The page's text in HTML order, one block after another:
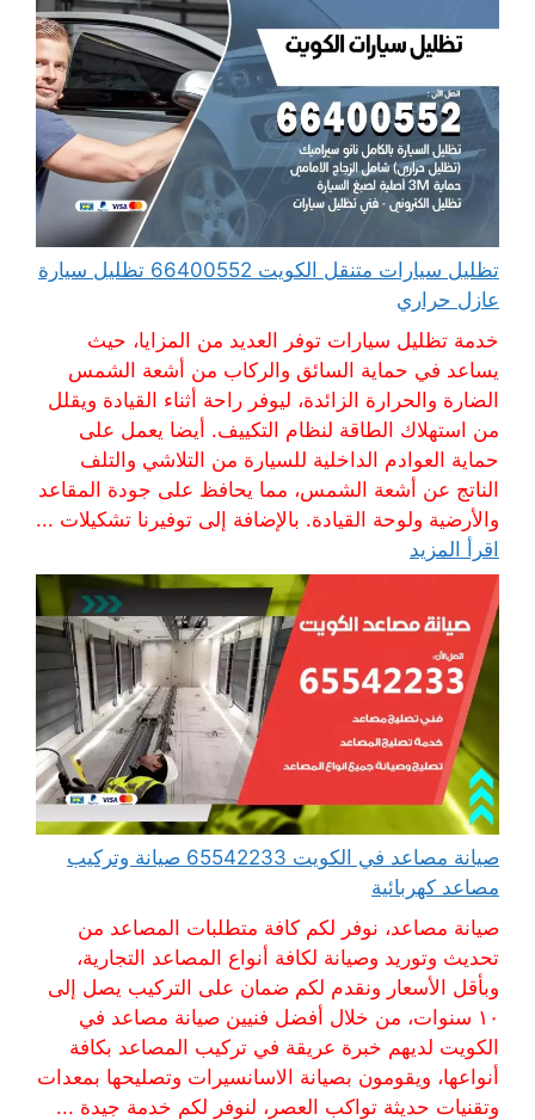
تظليل سيارات متنقل الكويت 66400552 تظليل سيارة
عازل حراري
خدمة تظليل سيارات توفر العديد من المزايا، حيث
يساعد في حماية السائق والركاب من أشعة الشمس
الضارة والحرارة الزائدة، ليوفر راحة أثناء القيادة ويقلل
من استهلاك الطاقة لنظام التكييف. أيضا يعمل على
حماية العوادم الداخلية للسيارة من التلاشي والتلف
الناتج عن أشعة الشمس، مما يحافظ على جودة المقاعد
والأرضية ولوحة القيادة. بالإضافة إلى توفيرنا تشكيلات ...
اقرأ المزيد
صيانة مصاعد في الكويت 65542233 صيانة وتركيب
مصاعد كهربائية
صيانة مصاعد، نوفر لكم كافة متطلبات المصاعد من
تحديث وتوريد وصيانة لكافة أنواع المصاعد التجارية،
وبأقل الأسعار ونقدم لكم ضمان على التركيب يصل إلى
١٠ سنوات، من خلال أفضل فنيين صيانة مصاعد في
الكويت لديهم خبرة عريقة في تركيب المصاعد بكافة
أنواعها، ويقومون بصيانة الاسانسيرات وتصليحها بمعدات
وتقنيات حديثة تواكب العصر، لنوفر لكم خدمة جيدة ...